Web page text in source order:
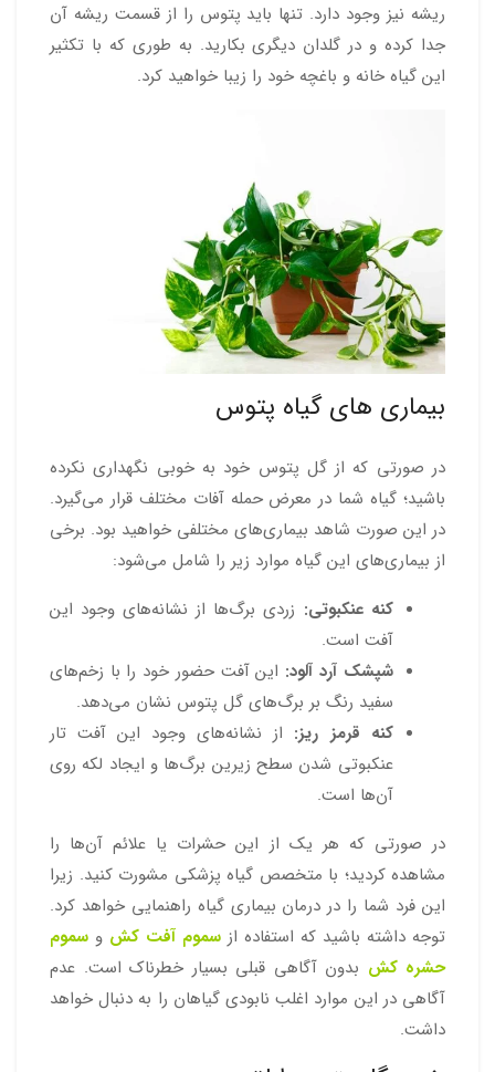
ریشه نیز وجود دارد. تنها باید پتوس را از قسمت ریشه آن
جدا کرده و در گلدان دیگری بکارید. به طوری که با تکثیر
این گیاه خانه و باغچه خود را زیبا خواهید کرد.
بیماری های گیاه پتوس
در صورتی که از گل پتوس خود به خوبی نگهداری نکرده
باشید؛ گیاه شما در معرض حمله آفات مختلف قرار می‌گیرد.
در این صورت شاهد بیماری‌های مختلفی خواهید بود. برخی
از بیماری‌های این گیاه موارد زیر را شامل می‌شود:
کنه عنکبوتی: زردی برگ‌ها از نشانه‌های وجود این
آفت است.
شپشک آرد آلود: این آفت حضور خود را با زخم‌های
سفید رنگ بر برگ‌های گل پتوس نشان می‌دهد.
کنه قرمز ریز: از نشانه‌های وجود این آفت تار
عنکبوتی شدن سطح زیرین برگ‌ها و ایجاد لکه روی
آن‌ها است.
در صورتی که هر یک از این حشرات یا علائم آن‌ها را
مشاهده کردید؛ با متخصص گیاه پزشکی مشورت کنید. زیرا
این فرد شما را در درمان بیماری گیاه راهنمایی خواهد کرد.
توجه داشته باشید که استفاده از سموم آفت کش و سموم
حشره کش بدون آگاهی قبلی بسیار خطرناک است. عدم
آگاهی در این موارد اغلب نابودی گیاهان را به دنبال خواهد
داشت.